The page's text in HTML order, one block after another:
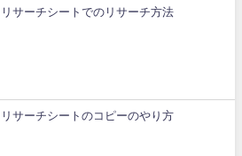
リサーチシートでのリサーチ方法
リサーチシートのコピーのやり方